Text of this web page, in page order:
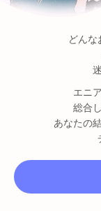
どんな
エニ
総合
あなたの